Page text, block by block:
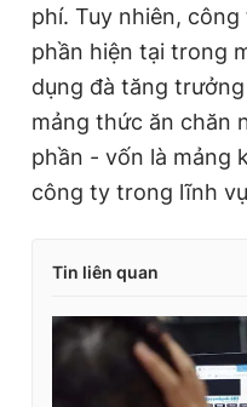
phí. Tuy nhiên,
phần hiện tại trong
dụng đà tăng
mảng thức ăn chăn
phần - vốn là mảng
công ty trong lĩnh
Tin liên quan